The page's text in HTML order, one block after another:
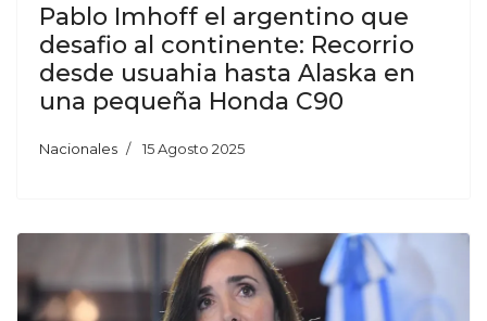
Pablo Imhoff el argentino que
desafio al continente: Recorrio
desde usuahia hasta Alaska en
una pequeña Honda C90
Nacionales 15 Agosto 2025